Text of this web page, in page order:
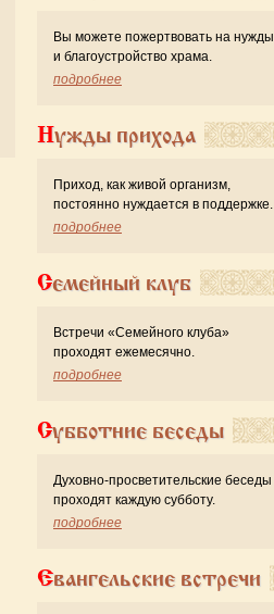
Вы можете пожертвовать на нужды
и благоустройство храма.
подробнее
Нужды прихода
Приход, как живой организм,
постоянно нуждается в поддержке.
подробнее
Семейный клуб
Встречи «Семейного клуба»
проходят ежемесячно.
подробнее
Субботние беседы
Духовно-просветительские беседы
проходят каждую субботу.
подробнее
Евангельские встречи